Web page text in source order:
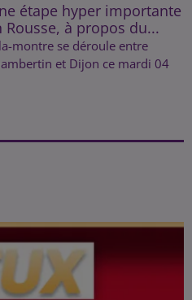
étape hyper importante
Rousse, à propos du...
montre se déroule entre
et Dijon ce mardi 04